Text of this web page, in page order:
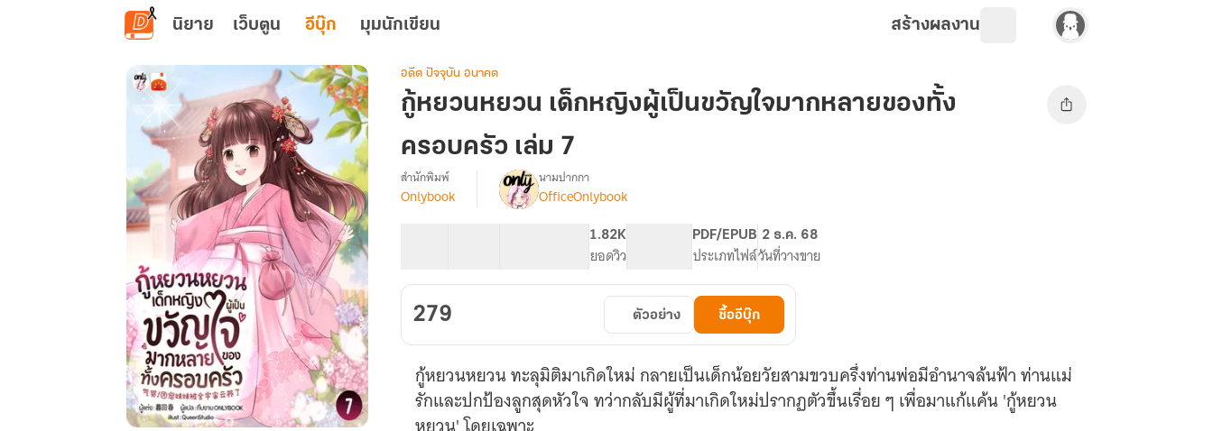
ข้ามไปยังเนื้อหาหลัก
นิยาย เว็บตูน อีบุ๊ก มุมนักเขียน สร้างผลงาน
อดีต ปัจจุบัน อนาคต
กู้หยวนหยวน เด็กหญิงผู้เป็นขวัญใจมากหลายของทั้ง
ครอบครัว เล่ม 7
เรื่อง[จบ]
หญิง
เป็น
ขวัญใจ
มาก
หลาย
ของ
สำนักพิมพ์
Onlybook
นามปากกา
OfficeOnlybook
1.82K
ยอดวิว
PDF/EPUB
ประเภทไฟล์
2 ธ.ค. 68
วันที่วางขาย
279 ตัวอย่าง ซื้ออีบุ๊ก
กู้หยวนหยวน ทะลุมิติมาเกิดใหม่ กลายเป็นเด็กน้อยวัยสามขวบครึ่งท่านพ่อมีอำนาจล้นฟ้า ท่านแม่
รักและปกป้องลูกสุดหัวใจ ทว่ากลับมีผู้ที่มาเกิดใหม่ปรากฏตัวขึ้นเรื่อย ๆ เพื่อมาแก้แค้น 'กู้หยวน